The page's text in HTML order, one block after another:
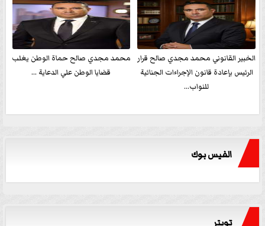
الخبير القانوني محمد مجدي صالح قرار
الرئيس بإعادة قانون الإجراءات الجنائية
للنواب...
محمد مجدي صالح حماة الوطن يغلب
قضايا الوطن علي الدعاية ...
الفيس بوك
تويتر